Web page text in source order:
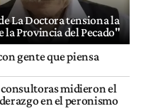
La Doctora tensiona la
Provincia del Pecado"
gente que piensa
midieron el
en el peronismo